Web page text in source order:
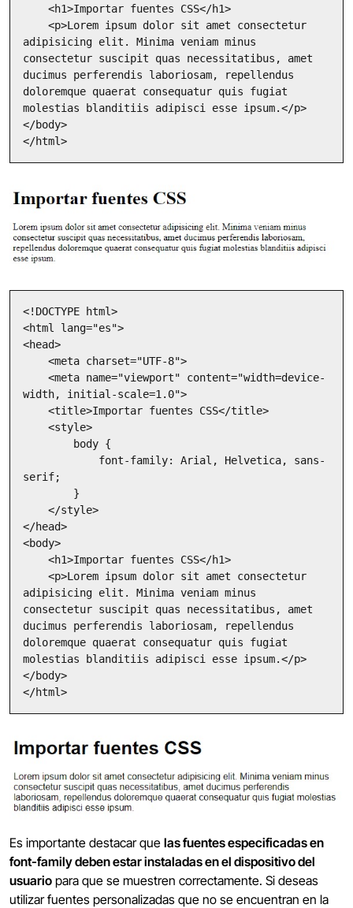
adipisicing elit. Minima veniam minus
consectetur suscipit quas necessitatibus, amet
ducimus perferendis laboriosam, repellendus
doloremque quaerat consequatur quis fugiat
molestias blanditiis adipisci esse ipsum.</p>
</body>
</html>
<!DOCTYPE html>
<html lang="es">
<head>
width, initial-scale=1.0">
serif;
</head>
<body>
adipisicing elit. Minima veniam minus
consectetur suscipit quas necessitatibus, amet
ducimus perferendis laboriosam, repellendus
doloremque quaerat consequatur quis fugiat
molestias blanditiis adipisci esse ipsum.</p>
</body>
</html>
Es importante destacar que las fuentes especificadas en
font-family deben estar instaladas en el dispositivo del
usuario para que se muestren correctamente. Si deseas
utilizar fuentes personalizadas que no se encuentran en la